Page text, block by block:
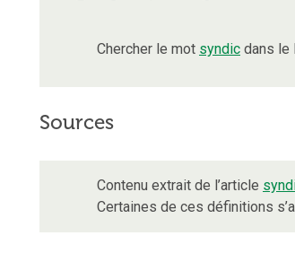
Chercher le mot syndic dans le
Sources
Contenu extrait de l’article
Certaines de ces définitions